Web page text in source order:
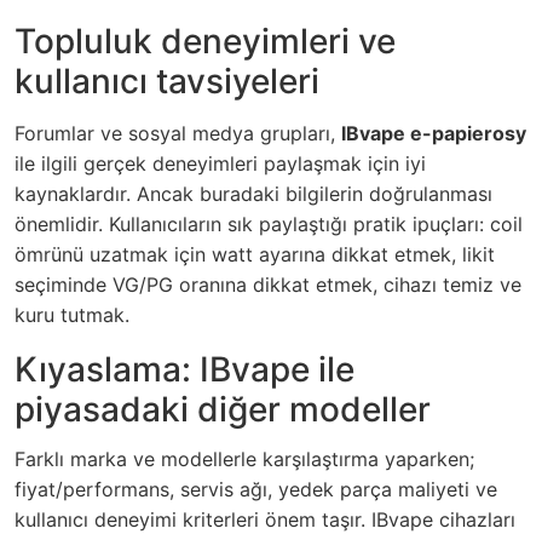
Topluluk deneyimleri ve
kullanıcı tavsiyeleri
Forumlar ve sosyal medya grupları, IBvape e-papierosy
ile ilgili gerçek deneyimleri paylaşmak için iyi
kaynaklardır. Ancak buradaki bilgilerin doğrulanması
önemlidir. Kullanıcıların sık paylaştığı pratik ipuçları: coil
ömrünü uzatmak için watt ayarına dikkat etmek, likit
seçiminde VG/PG oranına dikkat etmek, cihazı temiz ve
kuru tutmak.
Kıyaslama: IBvape ile
piyasadaki diğer modeller
Farklı marka ve modellerle karşılaştırma yaparken;
fiyat/performans, servis ağı, yedek parça maliyeti ve
kullanıcı deneyimi kriterleri önem taşır. IBvape cihazları